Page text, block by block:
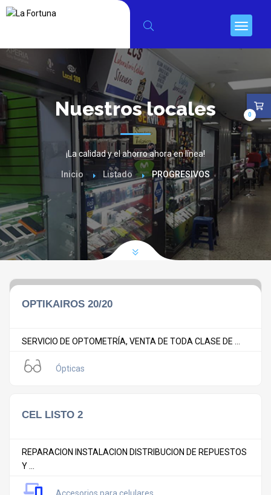
Nuestros locales
¡La calidad y el ahorro ahora en línea!
Inicio Listado PROGRESIVOS
OPTIKAIROS 20/20
SERVICIO DE OPTOMETRÍA, VENTA DE TODA CLASE DE ...
Ópticas
CEL LISTO 2
REPARACION INSTALACION DISTRIBUCION DE REPUESTOS
Y ...
Accesorios para celulares
0